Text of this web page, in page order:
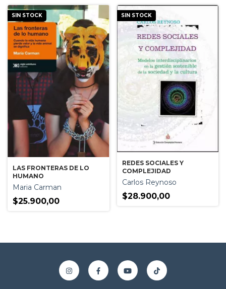
SIN STOCK
LAS FRONTERAS DE LO
HUMANO
Maria Carman
$25.900,00
SIN STOCK
REDES SOCIALES Y
COMPLEJIDAD
Carlos Reynoso
$28.900,00